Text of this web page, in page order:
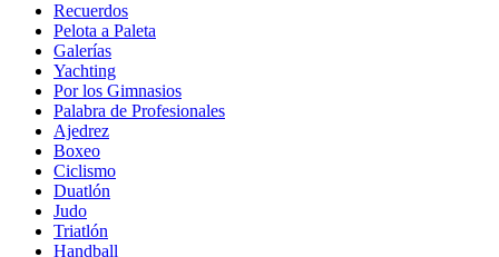
Recuerdos
Pelota a Paleta
Galerías
Yachting
Por los Gimnasios
Palabra de Profesionales
Ajedrez
Boxeo
Ciclismo
Duatlón
Judo
Triatlón
Handball